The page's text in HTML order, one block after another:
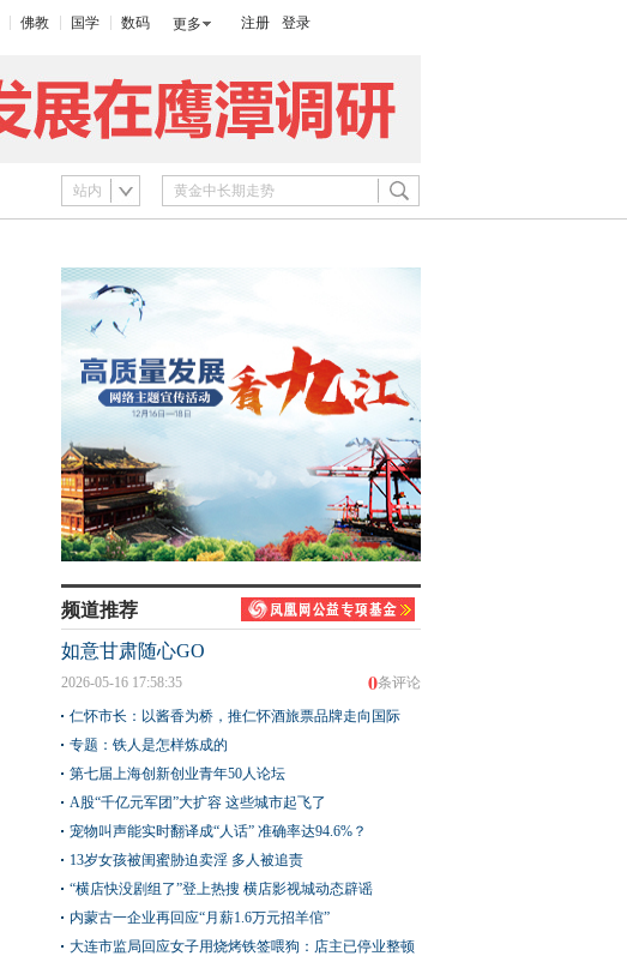
佛教 国学 数码 更多 注册 登录
站内
频道推荐
如意甘肃随心GO
0条评论
2026-05-16 17:58:35
仁怀市长：以酱香为桥，推仁怀酒旅票品牌走向国际
专题：铁人是怎样炼成的
第七届上海创新创业青年50人论坛
A股“千亿元军团”大扩容 这些城市起飞了
宠物叫声能实时翻译成“人话” 准确率达94.6%？
13岁女孩被闺蜜胁迫卖淫 多人被追责
“横店快没剧组了”登上热搜 横店影视城动态辟谣
内蒙古一企业再回应“月薪1.6万元招羊倌”
大连市监局回应女子用烧烤铁签喂狗：店主已停业整顿